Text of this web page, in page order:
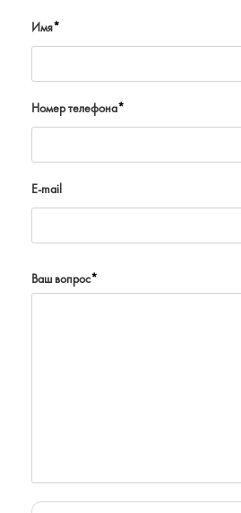
Имя*
Номер телефона*
E-mail
Ваш вопрос*